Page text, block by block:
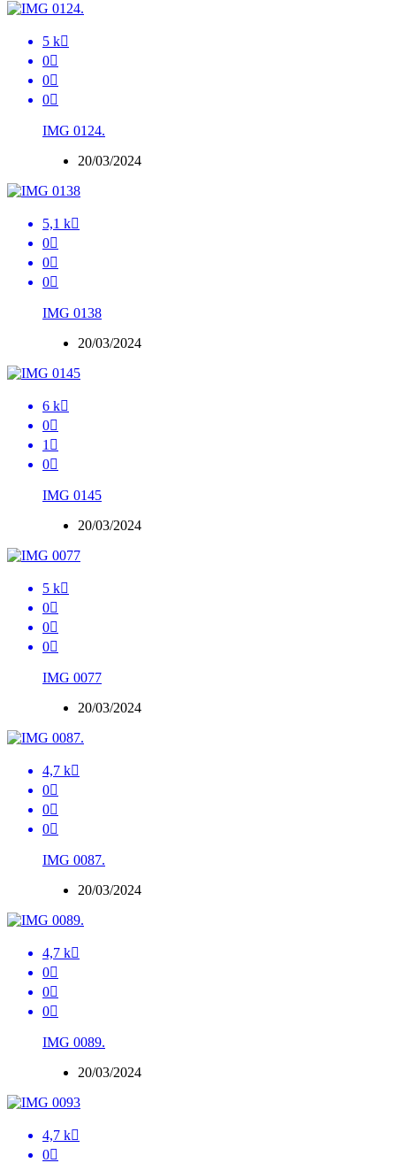
5 k
0
0
0
IMG 0124.
20/03/2024
5,1 k
0
0
0
IMG 0138
20/03/2024
6 k
0
1 
0
IMG 0145
20/03/2024
5 k
0
0
0
IMG 0077
20/03/2024
4,7 k
0
0
0
IMG 0087.
20/03/2024
4,7 k
0
0
0
IMG 0089.
20/03/2024
4,7 k
0